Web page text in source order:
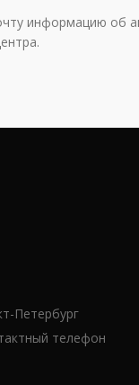
информацию об
Петербург
телефон